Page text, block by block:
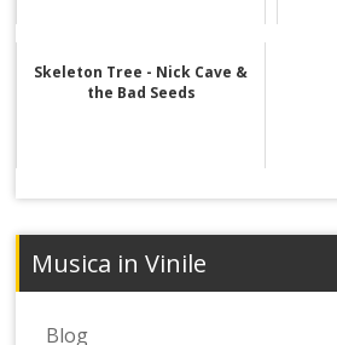
Skeleton Tree - Nick Cave &
the Bad Seeds
Musica in Vinile
Blog